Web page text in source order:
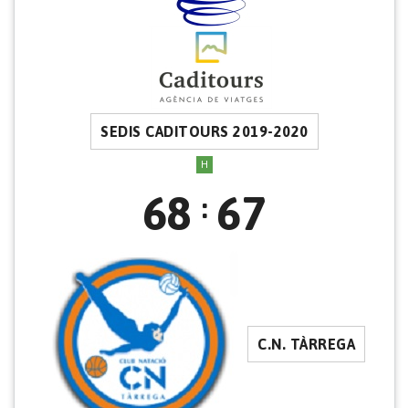
SEDIS CADITOURS 2019-2020
H
68 : 67
C.N. TÀRREGA